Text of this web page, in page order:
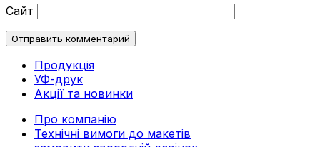
Сайт
Продукція
УФ-друк
Акції та новинки
Про компанію
Технічні вимоги до макетів